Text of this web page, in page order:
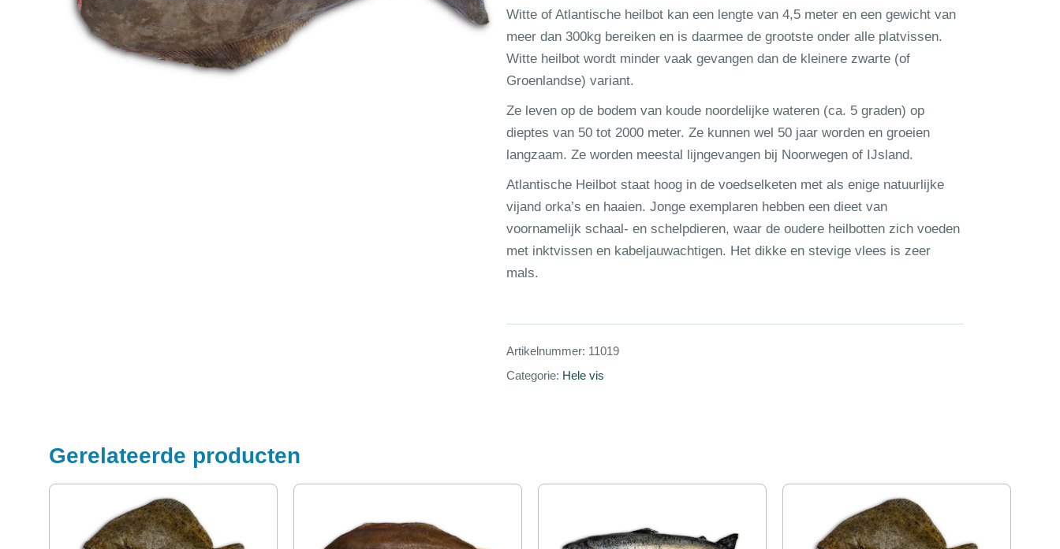
Witte of Atlantische heilbot kan een lengte van 4,5 meter en een gewicht van
meer dan 300kg bereiken en is daarmee de grootste onder alle platvissen.
Witte heilbot wordt minder vaak gevangen dan de kleinere zwarte (of
Groenlandse) variant.
Ze leven op de bodem van koude noordelijke wateren (ca. 5 graden) op
dieptes van 50 tot 2000 meter. Ze kunnen wel 50 jaar worden en groeien
langzaam. Ze worden meestal lijngevangen bij Noorwegen of IJsland.
Atlantische Heilbot staat hoog in de voedselketen met als enige natuurlijke
vijand orka’s en haaien. Jonge exemplaren hebben een dieet van
voornamelijk schaal- en schelpdieren, waar de oudere heilbotten zich voeden
met inktvissen en kabeljauwachtigen. Het dikke en stevige vlees is zeer
mals.
Artikelnummer: 11019
Categorie: Hele vis
Gerelateerde producten